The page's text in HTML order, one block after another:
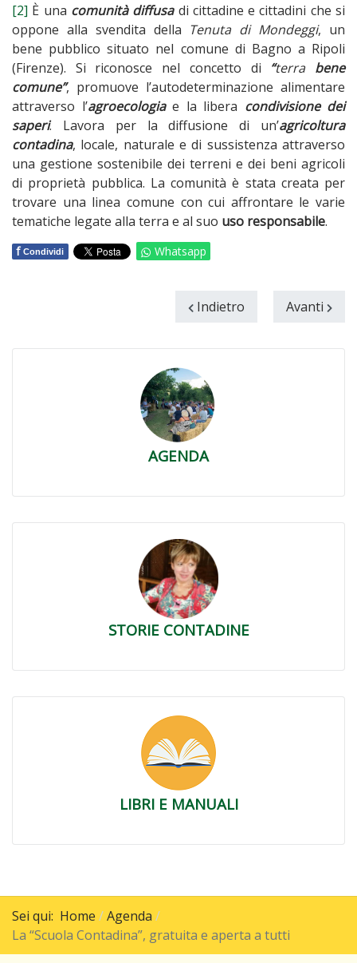
[2] È una comunità diffusadi cittadine e cittadini che si
oppone alla svendita della Tenuta di Mondeggi, un
bene pubblico situato nel comune di Bagno a Ripoli
(Firenze). Si riconosce nel concetto di “terra bene
comune”, promuove l’autodeterminazione alimentare
attraverso l’agroecologiae la libera condivisione dei
saperi. Lavora per la diffusione di un’agricoltura
contadina, locale, naturale e di sussistenza attraverso
una gestione sostenibile dei terreni e dei beni agricoli
di proprietà pubblica. La comunità è stata creata per
trovare una linea comune con cui affrontare le varie
tematiche legate alla terra e al suo uso responsabile.
f Condividi Whatsapp
Indietro Avanti
AGENDA
STORIE CONTADINE
LIBRI E MANUALI
Sei qui: Home
Agenda
La “Scuola Contadina”, gratuita e aperta a tutti